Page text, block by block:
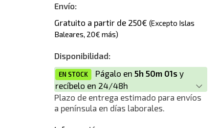
Envío:
Gratuito a partir de 250€ (Excepto Islas
Baleares, 20€ más)
Disponibilidad:
EN STOCK Págalo en 5h 50m 01s y
recíbelo en 24/48h
Plazo de entrega estimado para envíos
a península en días laborales.